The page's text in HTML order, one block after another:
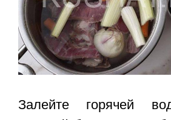
Залейте горячей